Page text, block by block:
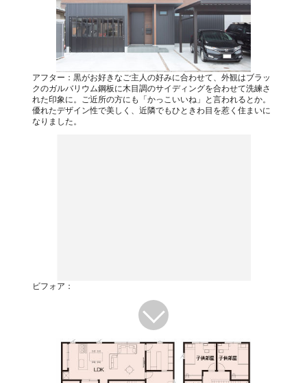
アフター：黒がお好きなご主人の好みに合わせて、外観はブラッ
クのガルバリウム鋼板に木目調のサイディングを合わせて洗練さ
れた印象に。ご近所の方にも「かっこいいね」と言われるとか。
優れたデザイン性で美しく、近隣でもひときわ目を惹く住まいに
なりました。
ビフォア：